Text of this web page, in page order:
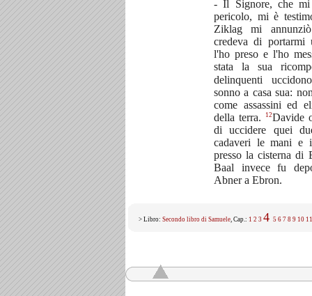
- Il Signore, che
pericolo, mi è
Ziklag mi
credeva di
l'ho preso e l'ho
stata la sua
delinquenti
sonno a casa sua:
come assassini ed
della terra.
12Davide
di uccidere quei
cadaveri le mani e
presso la cisterna di
Baal invece fu
Abner a Ebron.
> Libro: Secondo libro di Samuele, Cap.: 1 2 3 4 5 6 7 8 9 10 11